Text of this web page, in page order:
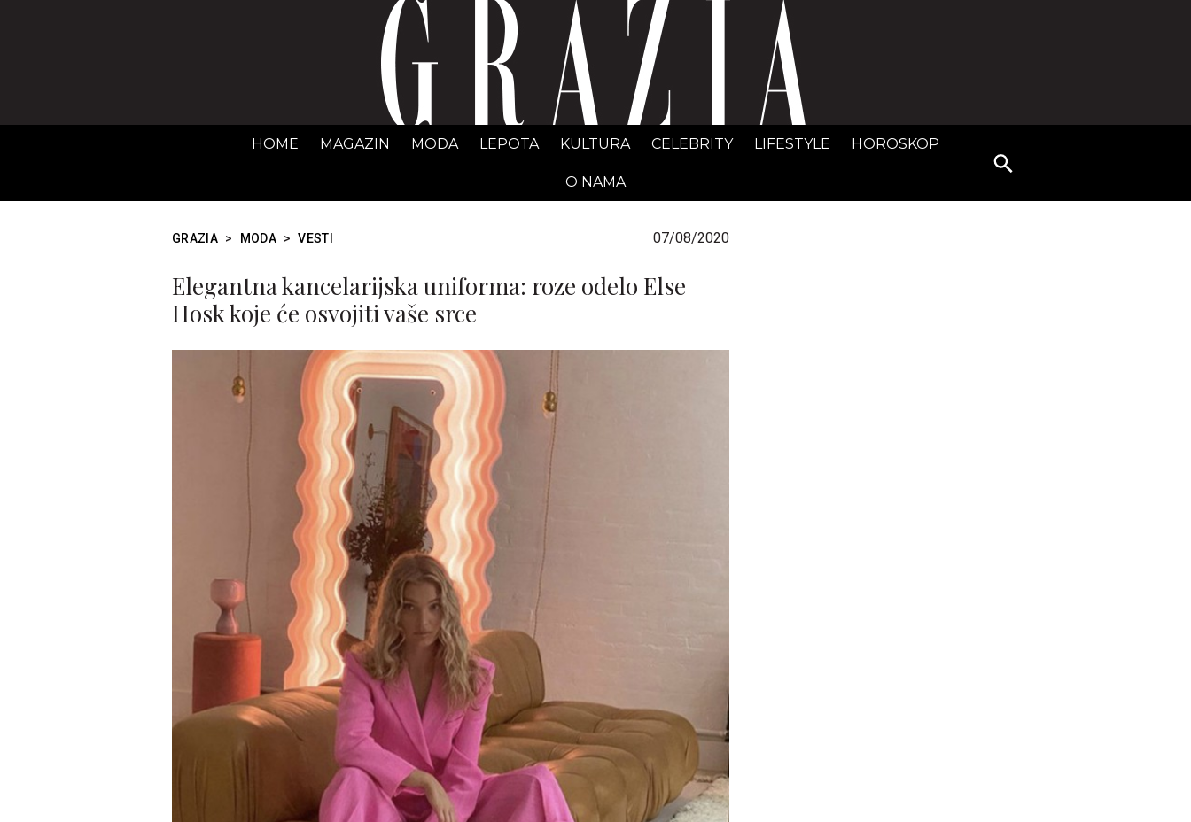
GRAZIA Srbija
HOME MAGAZIN MODA LEPOTA KULTURA CELEBRITY LIFESTYLE HOROSKOP
O NAMA
Search
for:
GRAZIA > MODA > VESTI 07/08/2020
Elegantna kancelarijska uniforma: roze odelo Else
Hosk koje će osvojiti vaše srce